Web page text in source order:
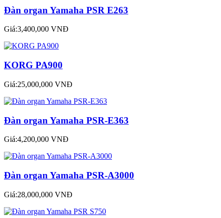
Đàn organ Yamaha PSR E263
Giá:3,400,000 VNĐ
KORG PA900
Giá:25,000,000 VNĐ
Đàn organ Yamaha PSR-E363
Giá:4,200,000 VNĐ
Đàn organ Yamaha PSR-A3000
Giá:28,000,000 VNĐ